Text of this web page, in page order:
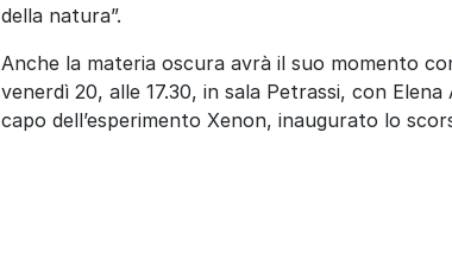
della natura”.
Anche la materia oscura avrà il suo momento
venerdì 20, alle 17.30, in sala Petrassi, con
capo dell’esperimento Xenon, inaugurato lo